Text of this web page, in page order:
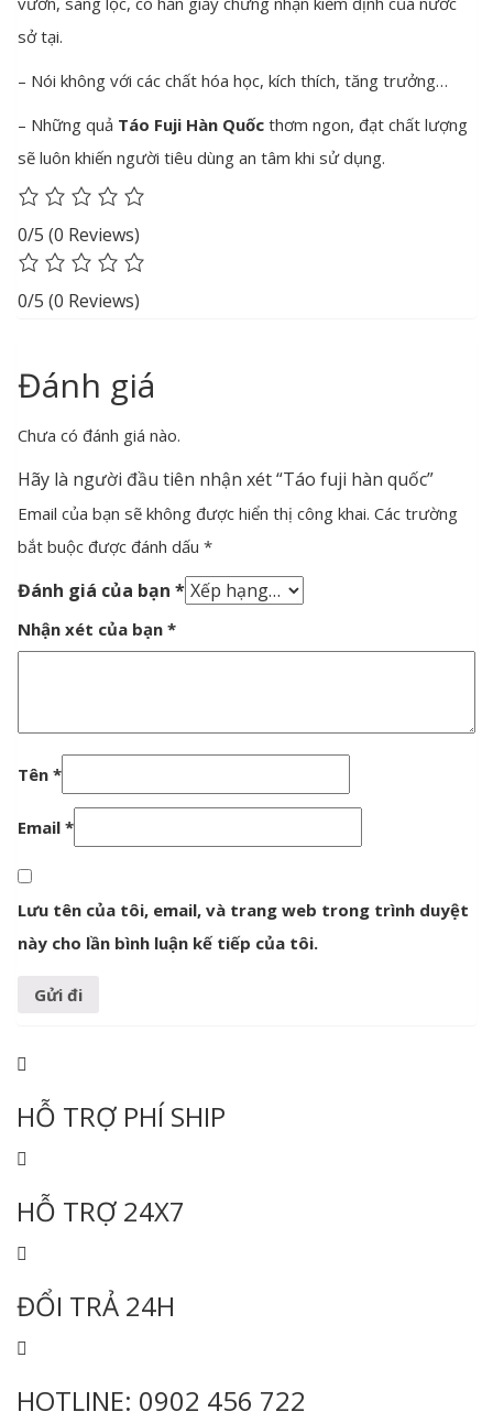
sở tại.
– Nói không với các chất hóa học, kích thích, tăng trưởng…
– Những quả Táo Fuji Hàn Quốc thơm ngon, đạt chất lượng
sẽ luôn khiến người tiêu dùng an tâm khi sử dụng.
0/5 (0 Reviews)
0/5 (0 Reviews)
Đánh giá
Chưa có đánh giá nào.
Hãy là người đầu tiên nhận xét “Táo fuji hàn quốc”
Email của bạn sẽ không được hiển thị công khai. Các trường
bắt buộc được đánh dấu *
Đánh giá của bạn *
Nhận xét của bạn *
Tên *
Email *
Lưu tên của tôi, email, và trang web trong trình duyệt
này cho lần bình luận kế tiếp của tôi.
HỖ TRỢ PHÍ SHIP
HỖ TRỢ 24X7
ĐỔI TRẢ 24H
HOTLINE: 0902 456 722